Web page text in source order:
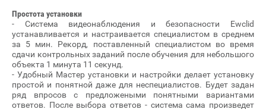
Простота установки
- Система видеонаблюдения и безопасности Ewclid
устанавливается и настраивается специалистом в среднем
за 5 мин. Рекорд, поставленный специалистом во время
сдачи контрольных заданий после обучения для небольшого
объекта 1 минута 11 секунд.
- Удобный Мастер установки и настройки делает установку
простой и понятной даже для неспециалистов. Будет задан
ряд впросов с предложеными понятными вариантами
ответов. После выбора ответов - система сама произведет